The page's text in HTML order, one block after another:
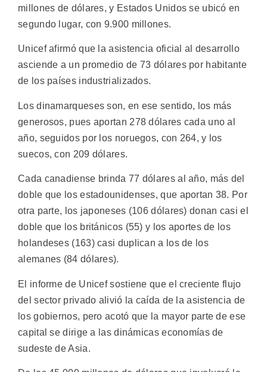
millones de dólares, y Estados Unidos se ubicó en
segundo lugar, con 9.900 millones.
Unicef afirmó que la asistencia oficial al desarrollo
asciende a un promedio de 73 dólares por habitante
de los países industrializados.
Los dinamarqueses son, en ese sentido, los más
generosos, pues aportan 278 dólares cada uno al
año, seguidos por los noruegos, con 264, y los
suecos, con 209 dólares.
Cada canadiense brinda 77 dólares al año, más del
doble que los estadounidenses, que aportan 38. Por
otra parte, los japoneses (106 dólares) donan casi el
doble que los británicos (55) y los aportes de los
holandeses (163) casi duplican a los de los
alemanes (84 dólares).
El informe de Unicef sostiene que el creciente flujo
del sector privado alivió la caída de la asistencia de
los gobiernos, pero acotó que la mayor parte de ese
capital se dirige a las dinámicas economías de
sudeste de Asia.